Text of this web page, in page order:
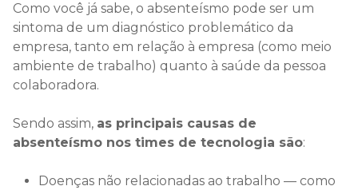
Como você já sabe, o absenteísmo pode ser um
sintoma de um diagnóstico problemático da
empresa, tanto em relação à empresa (como meio
ambiente de trabalho) quanto à saúde da pessoa
colaboradora.
Sendo assim, as principais causas de
absenteísmo nos times de tecnologia são:
Doenças não relacionadas ao trabalho — como